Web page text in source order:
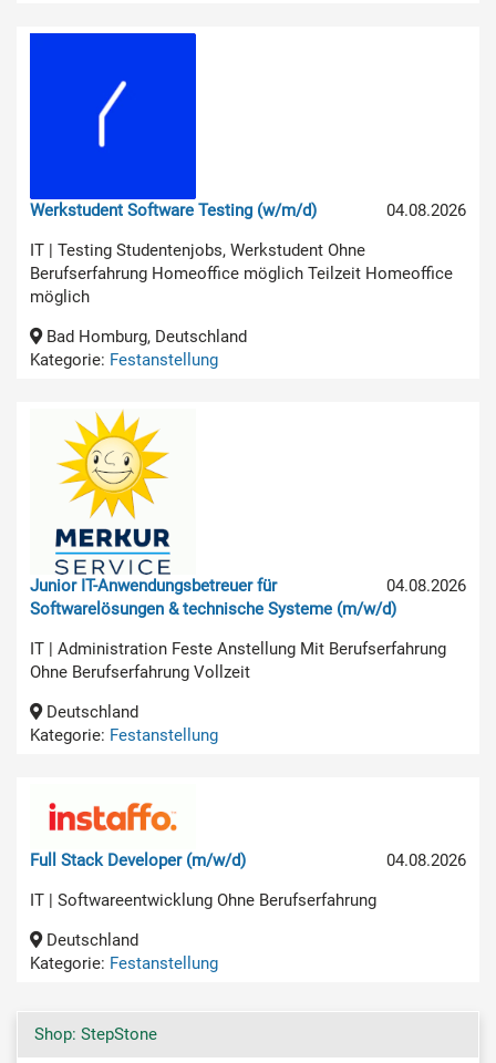
04.08.2026
Werkstudent Software Testing (w/m/d)
IT | Testing Studentenjobs, Werkstudent Ohne
Berufserfahrung Homeoffice möglich Teilzeit Homeoffice
möglich
Bad Homburg, Deutschland
Kategorie: Festanstellung
04.08.2026
Junior IT-Anwendungsbetreuer für
Softwarelösungen & technische Systeme (m/w/d)
IT | Administration Feste Anstellung Mit Berufserfahrung
Ohne Berufserfahrung Vollzeit
Deutschland
Kategorie: Festanstellung
04.08.2026
Full Stack Developer (m/w/d)
IT | Softwareentwicklung Ohne Berufserfahrung
Deutschland
Kategorie: Festanstellung
Shop: StepStone